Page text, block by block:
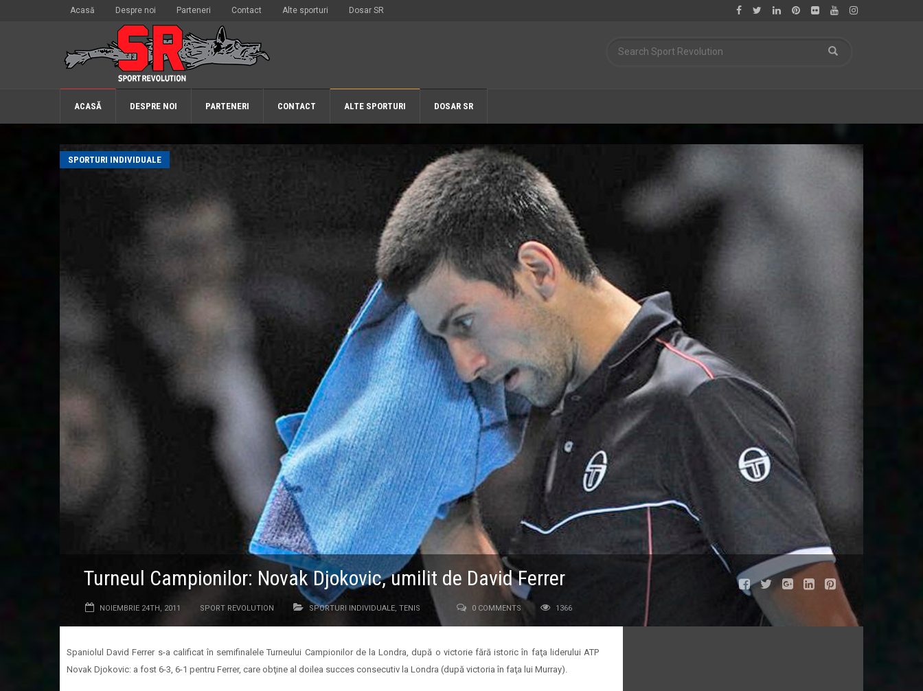
Acasă Despre noi Parteneri Contact Alte sporturi Dosar SR
ACASĂ DESPRE NOI PARTENERI CONTACT ALTE SPORTURI DOSAR SR
SPORTURI INDIVIDUALE
​Turneul Campionilor: Novak Djokovic, umilit de David Ferrer
NOIEMBRIE 24TH, 2011 SPORT REVOLUTION SPORTURI INDIVIDUALE, TENIS 0 COMMENTS 1366
Spaniolul David Ferrer s-a calificat în semifinalele Turneului Campionilor de la Londra, după o victorie fără istoric în faţa liderului ATP
Novak Djokovic: a fost 6-3, 6-1 pentru Ferrer, care obţine al doilea succes consecutiv la Londra (după victoria în faţa lui Murray).